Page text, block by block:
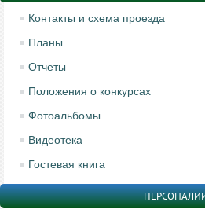
Контакты и схема проезда
Планы
Отчеты
Положения о конкурсах
Фотоальбомы
Видеотека
Гостевая книга